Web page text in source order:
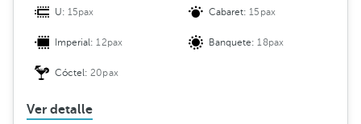
U:15pax Cabaret:15pax
Imperial:12pax Banquete:18pax
Cóctel:20pax
Ver detalle